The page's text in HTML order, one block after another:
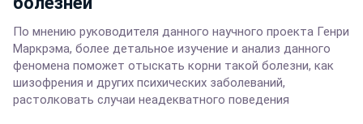
По мнению руководителя данного научного проекта Генри
Маркрэма, более детальное изучение и анализ данного
феномена поможет отыскать корни такой болезни, как
шизофрения и других психических заболеваний,
растолковать случаи неадекватного поведения